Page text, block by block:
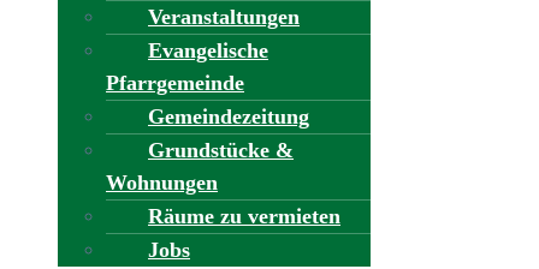
Veranstaltungen
Evangelische
Pfarrgemeinde
Gemeindezeitung
Grundstücke &
Wohnungen
Räume zu vermieten
Jobs